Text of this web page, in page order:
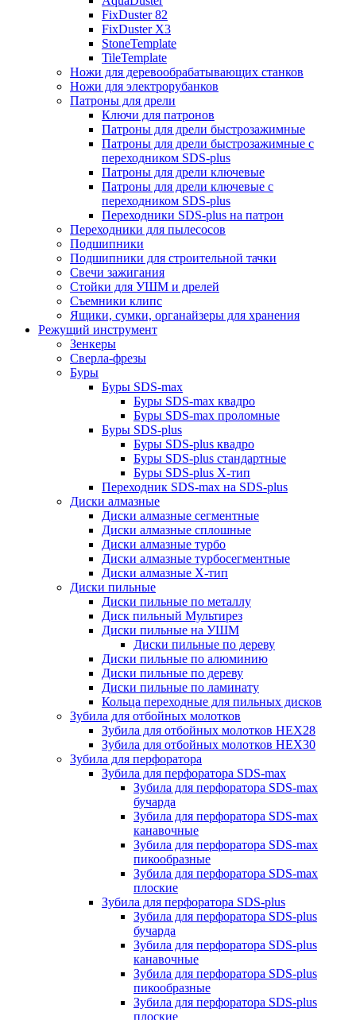
FixDuster 82
FixDuster Х3
StoneTemplate
TileTemplate
Ножи для деревообрабатывающих станков
Ножи для электрорубанков
Патроны для дрели
Ключи для патронов
Патроны для дрели быстрозажимные
Патроны для дрели быстрозажимные с
переходником SDS-plus
Патроны для дрели ключевые
Патроны для дрели ключевые с
переходником SDS-plus
Переходники SDS-plus на патрон
Переходники для пылесосов
Подшипники
Подшипники для строительной тачки
Свечи зажигания
Стойки для УШМ и дрелей
Съемники клипс
Ящики, сумки, органайзеры для хранения
Режущий инструмент
Зенкеры
Сверла-фрезы
Буры
Буры SDS-max
Буры SDS-max квадро
Буры SDS-max проломные
Буры SDS-plus
Буры SDS-plus квадро
Буры SDS-plus стандартные
Буры SDS-plus Х-тип
Переходник SDS-max на SDS-plus
Диски алмазные
Диски алмазные сегментные
Диски алмазные сплошные
Диски алмазные турбо
Диски алмазные турбосегментные
Диски алмазные Х-тип
Диски пильные
Диски пильные по металлу
Диск пильный Мультирез
Диски пильные на УШМ
Диски пильные по дереву
Диски пильные по алюминию
Диски пильные по дереву
Диски пильные по ламинату
Кольца переходные для пильных дисков
Зубила для отбойных молотков
Зубила для отбойных молотков HEX28
Зубила для отбойных молотков HEX30
Зубила для перфоратора
Зубила для перфоратора SDS-max
Зубила для перфоратора SDS-max
бучарда
Зубила для перфоратора SDS-max
канавочные
Зубила для перфоратора SDS-max
пикообразные
Зубила для перфоратора SDS-max
плоские
Зубила для перфоратора SDS-plus
Зубила для перфоратора SDS-plus
бучарда
Зубила для перфоратора SDS-plus
канавочные
Зубила для перфоратора SDS-plus
пикообразные
Зубила для перфоратора SDS-plus
плоские